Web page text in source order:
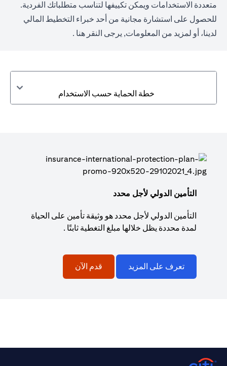
متعددة الاستخدامات ويمكن تكييفها لتناسب متطلباتك الفردية.
للحصول على استشارة مجانية من أحد خبراء التخطيط المالي
لدينا، أو لمزيد من المعلومات, يرجى النقر هنا .
خطة الحماية حسب الاستخدام
التأمين الدولي لأجل محدد
التأمين الدولي لأجل محدد هو وثيقة تأمين على الحياة
لمدة محددة يظل خلالها مبلغ التغطية ثابتًا .
تعرف على المزيد قدم الآن